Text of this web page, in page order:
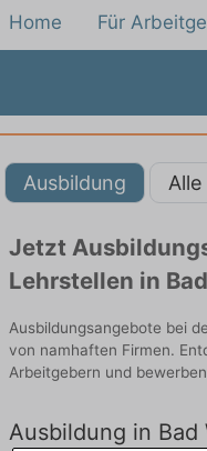
Home Für
Ausbildung
Jetzt
Lehrstellen in
Ausbildungsangebote bei
von namhaften Firmen.
Arbeitgebern und
Ausbildung in